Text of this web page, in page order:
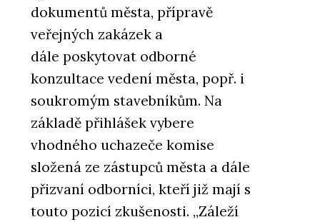
dokumentů města, přípravě
veřejných zakázek a
dále poskytovat odborné
konzultace vedení města, popř. i
soukromým stavebníkům. Na
základě přihlášek vybere
vhodného uchazeče komise
složená ze zástupců města a dále
přizvaní odborníci, kteří již mají s
touto pozicí zkušenosti. „Záleží